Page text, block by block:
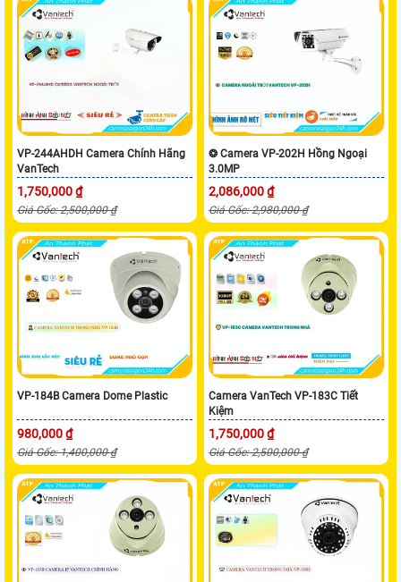
VP-244AHDH Camera Chính Hãng
VanTech
1,750,000 ₫
Giá Gốc: 2,500,000 ₫
❂ Camera VP-202H Hồng Ngoại
3.0MP
2,086,000 ₫
Giá Gốc: 2,980,000 ₫
VP-184B Camera Dome Plastic
980,000 ₫
Giá Gốc: 1,400,000 ₫
Camera VanTech VP-183C Tiết
Kiệm
1,750,000 ₫
Giá Gốc: 2,500,000 ₫